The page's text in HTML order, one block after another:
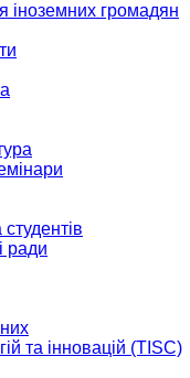
іноземних громадян
ради
та інновацій (TISC)